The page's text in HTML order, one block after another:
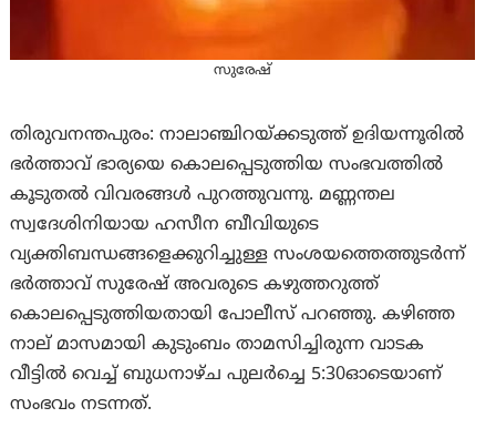
സുരേഷ്
തിരുവനന്തപുരം: നാലാഞ്ചിറയ്ക്കടുത്ത് ഉദിയന്നൂരിൽ
ഭർത്താവ് ഭാര്യയെ കൊലപ്പെടുത്തിയ സംഭവത്തിൽ
കൂടുതൽ വിവരങ്ങൾ പുറത്തുവന്നു. മണ്ണന്തല
സ്വദേശിനിയായ ഹസീന ബീവിയുടെ
വ്യക്തിബന്ധങ്ങളെക്കുറിച്ചുള്ള സംശയത്തെത്തുടർന്ന്
ഭർത്താവ് സുരേഷ് അവരുടെ കഴുത്തറുത്ത്
കൊലപ്പെടുത്തിയതായി പോലീസ് പറഞ്ഞു. കഴിഞ്ഞ
നാല് മാസമായി കുടുംബം താമസിച്ചിരുന്ന വാടക
വീട്ടിൽ വെച്ച് ബുധനാഴ്ച പുലര്‍ച്ചെ 5:30ഓടെയാണ്
സംഭവം നടന്നത്.